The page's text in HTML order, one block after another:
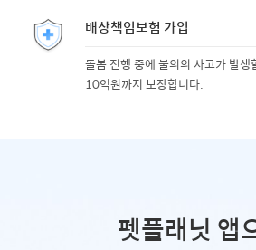
배상책임보험 가입
돌봄 진행 중에 불의의 사고가 발
10억원까지 보장합니다.
펫플래닛 앱